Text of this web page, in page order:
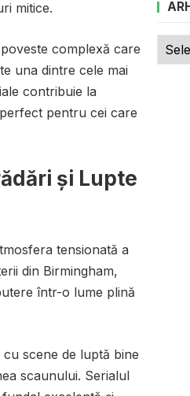
mitice.
complexă care
una dintre cele mai
contribuie la
pentru cei care
și Lupte
tensionată a
din Birmingham,
într-o lume plină
cu scene de luptă bine
scaunului. Serialul
Arhive